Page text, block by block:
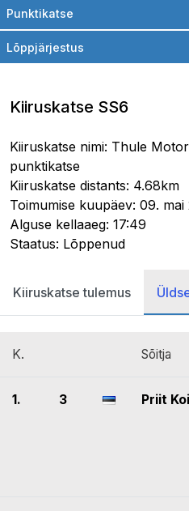
Punktikatse
Lõppjärjestus
Kiiruskatse SS6
Kiiruskatse nimi: Thule
punktikatse
Kiiruskatse distants: 4.68km
Toimumise kuupäev: 09. mai
Alguse kellaaeg: 17:49
Staatus: Lõppenud
Kiiruskatse tulemus
K. Sõitja
1. 3 Priit